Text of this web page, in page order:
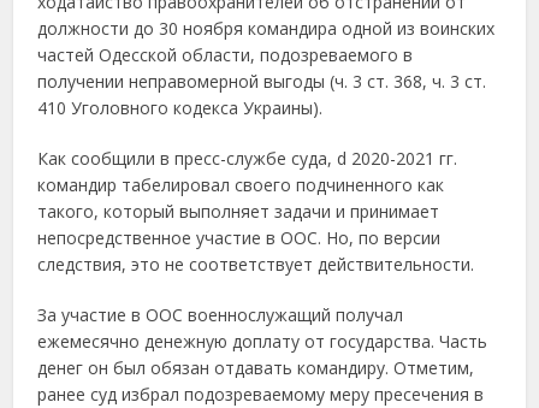
должности до 30 ноября командира одной из воинских
частей Одесской области, подозреваемого в
получении неправомерной выгоды (ч. 3 ст. 368, ч. 3 ст.
410 Уголовного кодекса Украины).
Как сообщили в пресс-службе суда, d 2020-2021 гг.
командир табелировал своего подчиненного как
такого, который выполняет задачи и принимает
непосредственное участие в ООС. Но, по версии
следствия, это не соответствует действительности.
За участие в ООС военнослужащий получал
ежемесячно денежную доплату от государства. Часть
денег он был обязан отдавать командиру. Отметим,
ранее суд избрал подозреваемому меру пресечения в